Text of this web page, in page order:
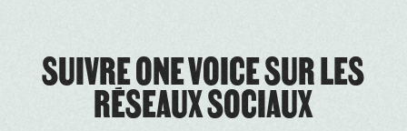
SUIVRE ONE VOICE SUR LES
RÉSEAUX SOCIAUX